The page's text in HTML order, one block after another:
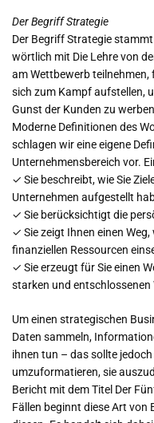
Der Begriff Strategie
Der Begriff Strategie
wörtlich mit Die Lehre von
am Wettbewerb teilnehmen,
sich zum Kampf aufstellen,
Gunst der Kunden zu
Moderne Definitionen des
schlagen wir eine eigene
Unternehmensbereich vor.
✓ Sie beschreibt, wie Sie
Unternehmen aufgestellt
✓ Sie berücksichtigt die
✓ Sie zeigt Ihnen einen
finanziellen Ressourcen
✓ Sie erzeugt für Sie einen
starken und
Um einen strategischen
Daten sammeln,
ihnen tun – das sollte
umzuformatieren, sie
Bericht mit dem Titel Der
Fällen beginnt diese Art von